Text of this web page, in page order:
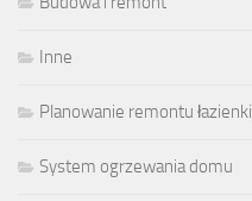
Inne
Planowanie remontu łazienki
System ogrzewania domu